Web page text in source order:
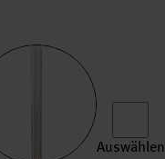
Auswählen